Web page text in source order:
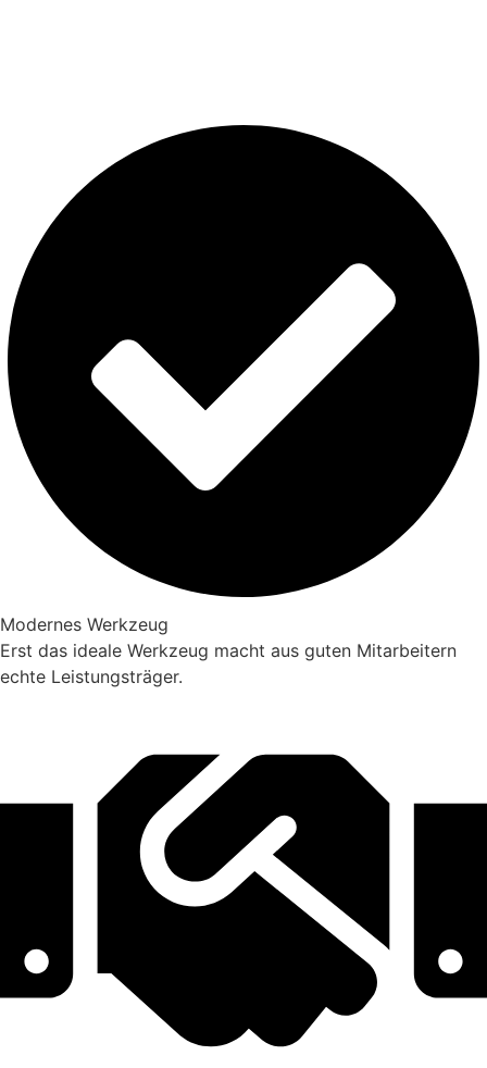
Modernes Werkzeug
Erst das ideale Werkzeug macht aus guten Mitarbeitern
echte Leistungsträger.